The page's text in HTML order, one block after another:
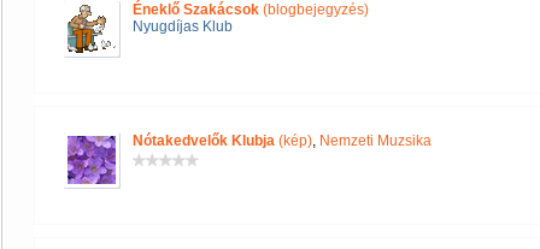
Éneklő Szakácsok (blogbejegyzés)
Nyugdíjas Klub
Nótakedvelők Klubja (kép), Nemzeti Muzsika